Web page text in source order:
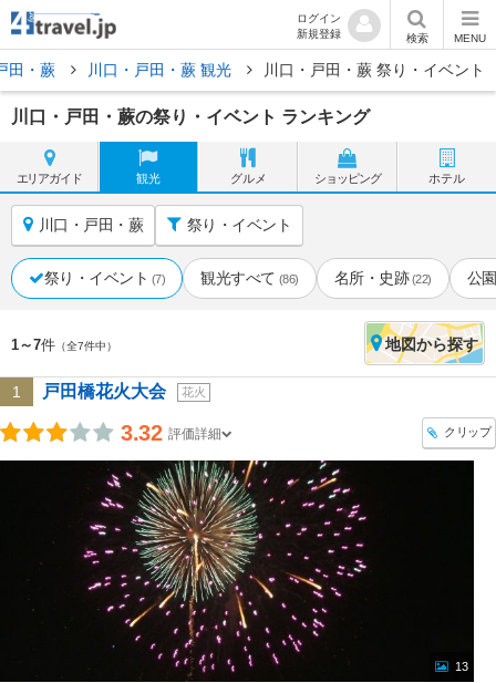
ログイン
新規登録
検索 MENU
田・蕨 川口・戸田・蕨 観光 川口・戸田・蕨 祭り・イベント
川口・戸田・蕨の祭り・イベント ランキング
エリアガイド 観光 グルメ ショッピング ホテル
川口・戸田・蕨 祭り・イベント
祭り・イベント (7) 観光すべて (86) 名所・史跡 (22) 公
1～7件 （全7件中） 地図から探す
1 戸田橋花火大会 花火
3.32 評価詳細 クリップ
13